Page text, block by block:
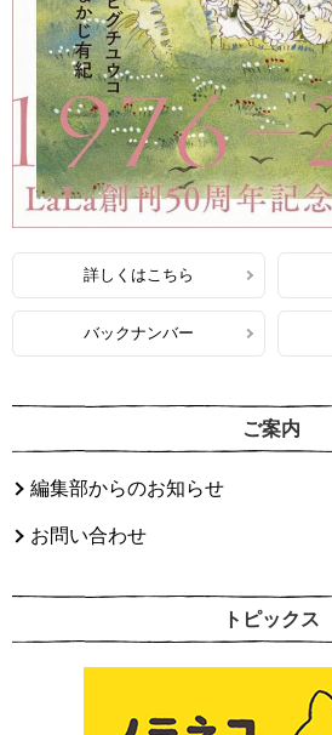
詳しくはこちら
バックナンバー
ご案内
編集部からのお知らせ
お問い合わせ
トピックス